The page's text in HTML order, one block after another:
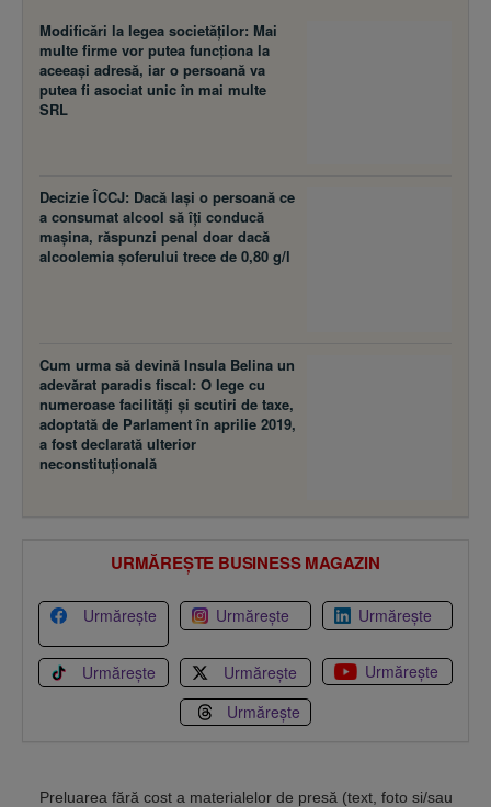
Modificări la legea societăţilor: Mai
multe firme vor putea funcţiona la
aceeaşi adresă, iar o persoană va
putea fi asociat unic în mai multe
SRL
Decizie ÎCCJ: Dacă laşi o persoană ce
a consumat alcool să îţi conducă
maşina, răspunzi penal doar dacă
alcoolemia şoferului trece de 0,80 g/l
Cum urma să devină Insula Belina un
adevărat paradis fiscal: O lege cu
numeroase facilităţi şi scutiri de taxe,
adoptată de Parlament în aprilie 2019,
a fost declarată ulterior
neconstituţională
URMĂREȘTE BUSINESS MAGAZIN
Urmărește Urmărește Urmărește
Urmărește Urmărește
Urmărește
Urmărește
Preluarea fără cost a materialelor de presă (text, foto si/sau